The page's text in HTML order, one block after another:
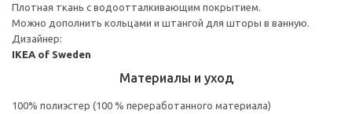
Плотная ткань с водоотталкивающим покрытием.
Можно дополнить кольцами и штангой для шторы в ванную.
Дизайнер:
IKEA of Sweden
Материалы и уход
100% полиэстер (100 % переработанного материала)